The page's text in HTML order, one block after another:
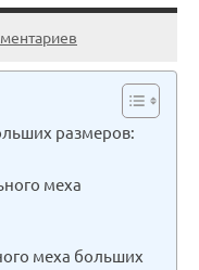
размеров:
меха
меха больших